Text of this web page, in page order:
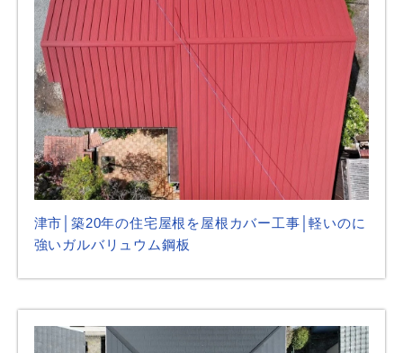
津市│築20年の住宅屋根を屋根カバー工事│軽いのに
強いガルバリュウム鋼板